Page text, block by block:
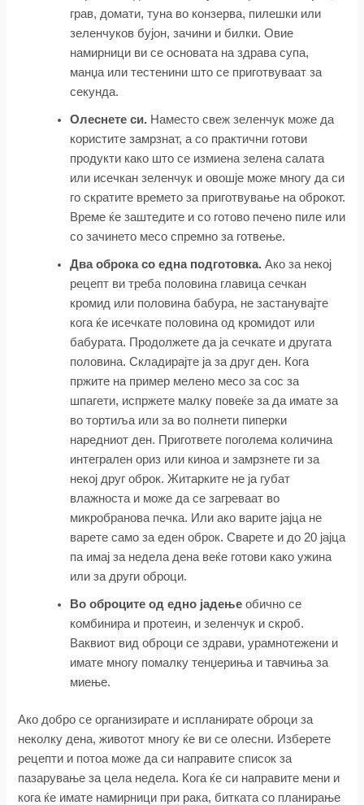
грав, домати, туна во конзерва, пилешки или
зеленчуков бујон, зачини и билки. Овие
намирници ви се основата на здрава супа,
манџа или тестенини што се приготвуваат за
секунда.
Олеснете си. Наместо свеж зеленчук може да
користите замрзнат, а со практични готови
продукти како што се измиена зелена салата
или исечкан зеленчук и овошје може многу да си
го скратите времето за приготвување на оброкот.
Време ќе заштедите и со готово печено пиле или
со зачинето месо спремно за готвење.
Два оброка со една подготовка. Ако за некој
рецепт ви треба половина главица сечкан
кромид или половина бабура, не застанувајте
кога ќе исечкате половина од кромидот или
бабурата. Продолжете да ја сечкате и другата
половина. Складирајте ја за друг ден. Кога
пржите на пример мелено месо за сос за
шпагети, испржете малку повеќе за да имате за
во тортиља или за во полнети пиперки
наредниот ден. Пригответе поголема количина
интегрален ориз или киноа и замрзнете ги за
некој друг оброк. Житарките не ја губат
влажноста и може да се загреваат во
микробранова печка. Или ако варите јајца не
варете само за еден оброк. Сварете и до 20 јајца
па имај за недела дена веќе готови како ужина
или за други оброци.
Во оброците од едно јадење обично се
комбинира и протеин, и зеленчук и скроб.
Ваквиот вид оброци се здрави, урамнотежени и
имате многу помалку тенџериња и тавчиња за
миење.
Ако добро се организирате и испланирате оброци за
неколку дена, животот многу ќе ви се олесни. Изберете
рецепти и потоа може да си направите список за
пазарување за цела недела. Кога ќе си направите мени и
кога ќе имате намирници при рака, битката со планирање